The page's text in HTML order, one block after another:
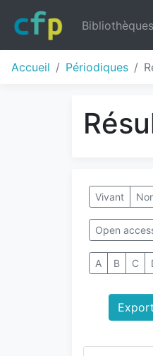
Bibliothèques
Accueil Périodiques
Vivant
Open
A B C